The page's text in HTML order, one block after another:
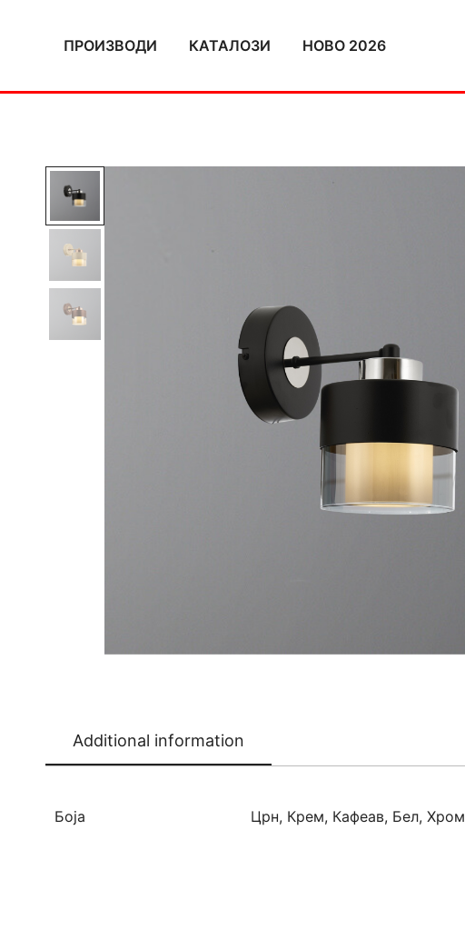
ПРОИЗВОДИ КАТАЛОЗИ НОВО 2026
Additional information
Боја Црн, Крем, Кафеав, Бел, Хром